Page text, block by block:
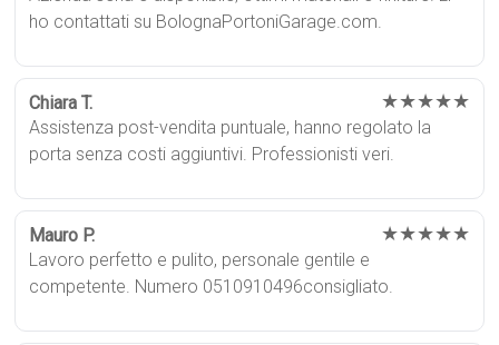
ho contattati su BolognaPortoniGarage.com.
Chiara T. ★★★★★
Assistenza post-vendita puntuale, hanno regolato la
porta senza costi aggiuntivi. Professionisti veri.
Mauro P. ★★★★★
Lavoro perfetto e pulito, personale gentile e
competente. Numero 0510910496consigliato.